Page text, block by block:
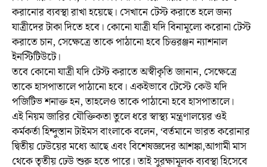
করানোর ব্যবস্থা রাখা হয়েছে। সেখানে টেস্ট করাতে হলে জন্য
যাত্রীদের টাকা দিতে হবে। কোনো যাত্রী যদি বিনামূল্যে করোনা টেস্ট
করাতে চান, সেক্ষেত্রে তাকে পাঠানো হবে চিত্তরঞ্জন ন্যাশনাল
ইনস্টিটিউটে।
তবে কোনো যাত্রী যদি টেস্ট করাতে অস্বীকৃতি জানান, সেক্ষেত্রে
তাকে হাসপাতালে পাঠানো হবে। একইভাবে টেস্টে কেউ যদি
পজিটিভ শনাক্ত হন, তাহলেও তাকে পাঠানো হবে হাসপাতালে।
এই নিয়ম জারির যৌক্তিকতা তুলে ধরে স্বাস্থ্য মন্ত্রণালয়ের ওই
কর্মকর্তা হিন্দুস্তান টাইমস বাংলাকে বলেন, ‘বর্তমানে ভারত করোনার
দ্বিতীয় ঢেউয়ের মধ্যে আছে এবং বিশেষজ্ঞদের আশঙ্কা,আগামী মাস
থেকে তৃতীয় ঢেউ শুরু হতে পারে। তাই সুরক্ষামূলক ব্যবস্থা হিসেবে